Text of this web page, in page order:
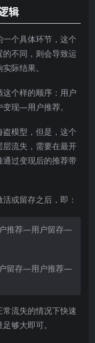
辑
个具体环节，这个
不同，则会导致运
际结果。
个样的顺序：用户
现—用户推荐。
模型，但是，这个
流失，需要在最开
过变现后的推荐带
或留存之后，即：
推荐—用户留存—
留存—用户推荐—
流失的情况下快速
够大即可。